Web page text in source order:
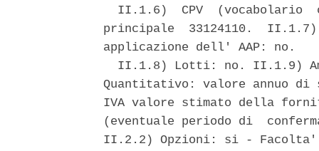
II.1.6)  CPV  (vocabolario
principale  33124110.
applicazione dell' AAP: no.
II.1.8) Lotti: no. II.1.9)
Quantitativo: valore annuo
IVA valore stimato della
(eventuale periodo di
II.2.2) Opzioni: si -